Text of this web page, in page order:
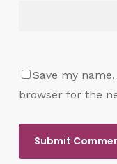
Save my
browser for the